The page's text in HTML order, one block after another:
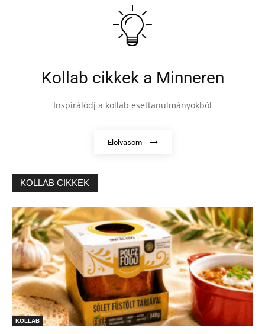
Kollab cikkek a Minneren
Inspirálódj a kollab esettanulmányokból
Elolvasom
KOLLAB CIKKEK
KOLLAB